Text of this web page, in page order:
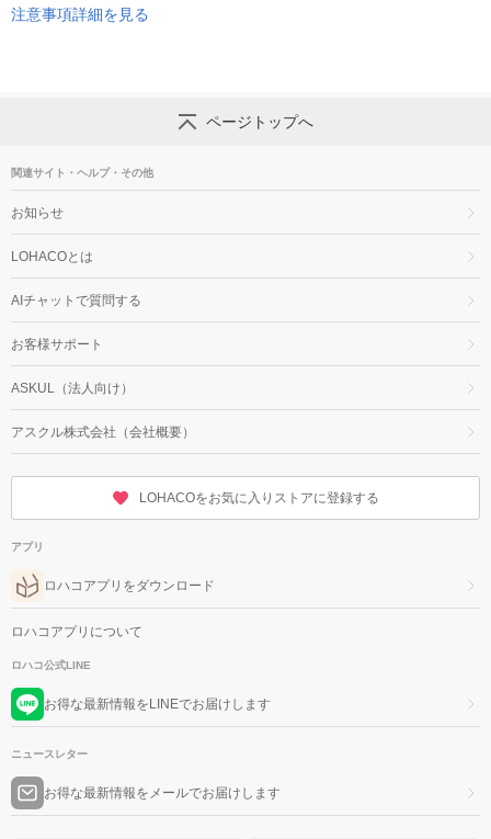
注意事項詳細を見る
ページトップへ
関連サイト・ヘルプ・その他
お知らせ
LOHACOとは
AIチャットで質問する
お客様サポート
ASKUL（法人向け）
アスクル株式会社（会社概要）
LOHACOをお気に入りストアに登録する
アプリ
ロハコアプリをダウンロード
ロハコアプリについて
ロハコ公式LINE
お得な最新情報をLINEでお届けします
ニュースレター
お得な最新情報をメールでお届けします